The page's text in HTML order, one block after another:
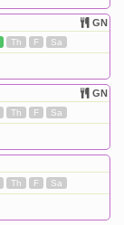
GN
Th F Sa
GN
Th F Sa
Th F Sa